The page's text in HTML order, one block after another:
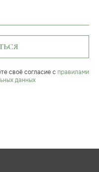
своё согласие с правилами
данных